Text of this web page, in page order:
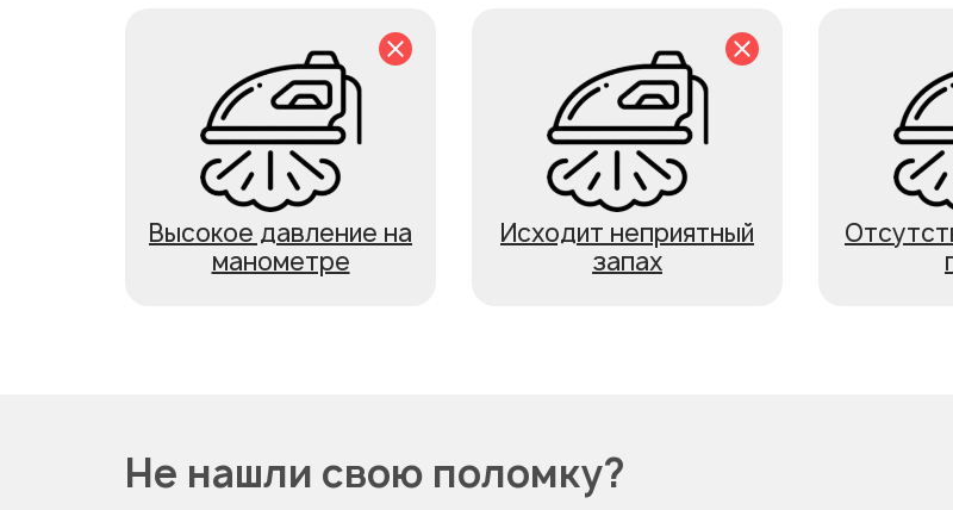
Высокое давление на
манометре
Исходит неприятный
запах
Не нашли свою поломку?